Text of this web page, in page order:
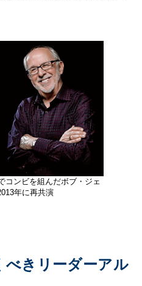
コンビを組んだボブ・ジェ
年に再共演
べきリーダーアル